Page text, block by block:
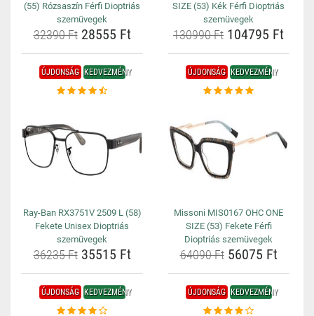
(55) Rózsaszín Férfi Dioptriás
szemüvegek
32390 Ft28555 Ft
SIZE (53) Kék Férfi Dioptriás
szemüvegek
130990 Ft 104795 Ft
ÚJDONSÁG KEDVEZMÉNY
Ray-Ban RX3751V 2509 L (58)
Fekete Unisex Dioptriás
szemüvegek
36235 Ft35515 Ft
ÚJDONSÁG KEDVEZMÉNY
Missoni MIS0167 OHC ONE
SIZE (53) Fekete Férfi
Dioptriás szemüvegek
64090 Ft56075 Ft
ÚJDONSÁG KEDVEZMÉNY ÚJDONSÁG KEDVEZMÉNY